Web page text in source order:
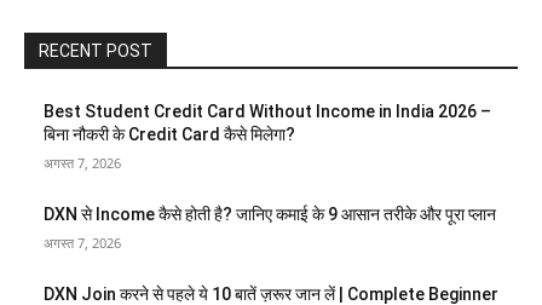
RECENT POST
Best Student Credit Card Without Income in India 2026 –
बिना नौकरी के Credit Card कैसे मिलेगा?
अगस्त 7, 2026
DXN से Income कैसे होती है? जानिए कमाई के 9 आसान तरीके और पूरा प्लान
अगस्त 7, 2026
DXN Join करने से पहले ये 10 बातें ज़रूर जान लें | Complete Beginner